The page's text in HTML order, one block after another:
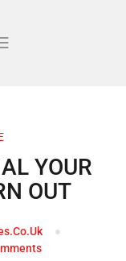
YOUR
OUT